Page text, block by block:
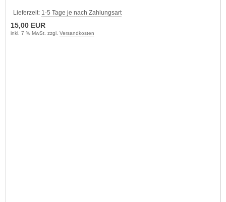
Lieferzeit: 1-5 Tage je nach Zahlungsart
15,00 EUR
inkl. 7 % MwSt. zzgl. Versandkosten